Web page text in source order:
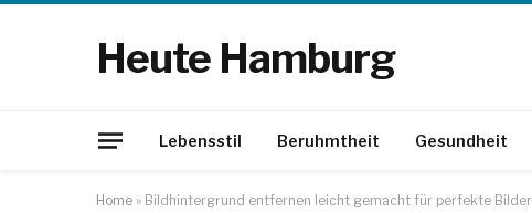
Heute Hamburg
Lebensstil Beruhmtheit Gesundheit
Home » Bildhintergrund entfernen leicht gemacht für perfekte Bilder